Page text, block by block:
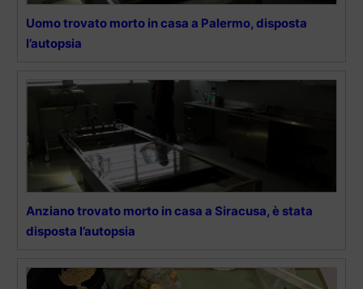
Uomo trovato morto in casa a Palermo, disposta
l’autopsia
Anziano trovato morto in casa a Siracusa, è stata
disposta l’autopsia